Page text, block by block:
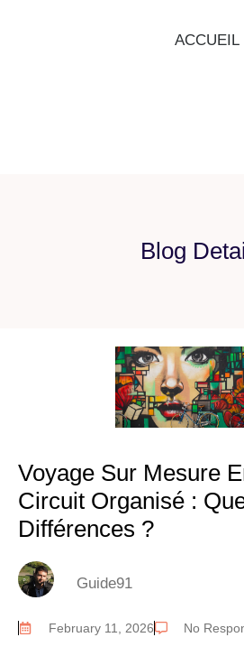
ACCUEIL
Blog
Voyage Sur Mesure
Circuit Organisé :
Différences ?
Guide91
February 11, 2026 No